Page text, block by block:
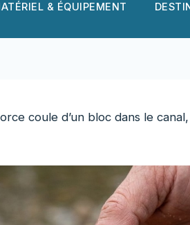
& ÉQUIPEMENT
coule d’un bloc dans le